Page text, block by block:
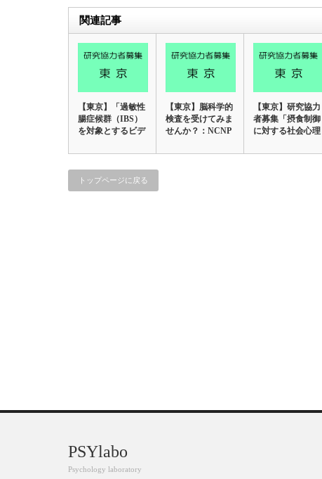
関連記事
【東京】「過敏性
腸症候群（IBS）
を対象とするビデ
【東京】脳科学的
検査を受けてみま
せんか？：NCNP
【東京】研究協力
者募集「摂食制御
に対する社会心理
的…
トップページに戻る
PSYlabo
Psychology laboratory